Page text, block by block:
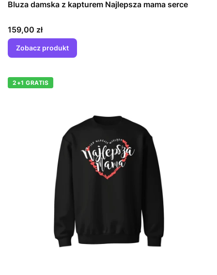
Bluza damska z kapturem Najlepsza mama serce
Cena
159,00 zł
Zobacz produkt
2+1 GRATIS